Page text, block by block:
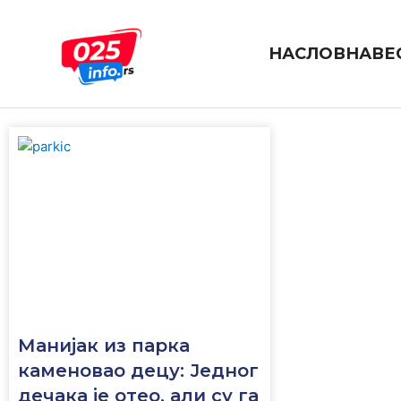
НАСЛОВНА
Манијак из парка
каменовао децу: Једног
дечака је отео, али су га